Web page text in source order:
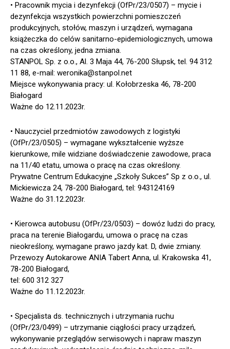
• Pracownik mycia i dezynfekcji (OfPr/23/0507) – mycie i
dezynfekcja wszystkich powierzchni pomieszczeń
produkcyjnych, stołów, maszyn i urządzeń, wymagana
książeczka do celów sanitarno-epidemiologicznych, umowa
na czas określony, jedna zmiana.
STANPOL Sp. z o.o., Al. 3 Maja 44, 76-200 Słupsk, tel. 94 312
11 88, e-mail: weronika@stanpol.net
Miejsce wykonywania pracy: ul. Kołobrzeska 46, 78-200
Białogard
Ważne do 12.11.2023r.
• Nauczyciel przedmiotów zawodowych z logistyki
(OfPr/23/0505) – wymagane wykształcenie wyższe
kierunkowe, mile widziane doświadczenie zawodowe, praca
na 11/40 etatu, umowa o pracę na czas określony.
Prywatne Centrum Edukacyjne „Szkoły Sukces” Sp z o.o., ul.
Mickiewicza 24, 78-200 Białogard, tel: 943124169
Ważne do 31.12.2023r.
• Kierowca autobusu (OfPr/23/0503) – dowóz ludzi do pracy,
praca na terenie Białogardu, umowa o pracę na czas
nieokreślony, wymagane prawo jazdy kat. D, dwie zmiany.
Przewozy Autokarowe ANIA Tabert Anna, ul. Krakowska 41,
78-200 Białogard,
tel: 600 312 327
Ważne do 11.12.2023r.
• Specjalista ds. technicznych i utrzymania ruchu
(OfPr/23/0499) – utrzymanie ciągłości pracy urządzeń,
wykonywanie przeglądów serwisowych i napraw maszyn